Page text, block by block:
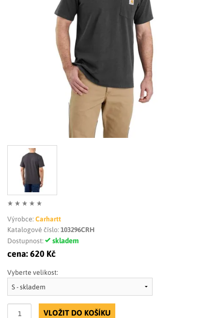
LIMITOVANÉ EDICE
Výrobce: Carhartt
Katalogové číslo: 103296CRH
Dostupnost:
skladem
cena:620 Kč
Vyberte velikost:
VLOŽIT DO KOŠÍKU